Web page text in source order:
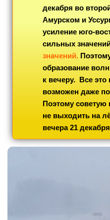
декабря во
Амурском и
усиление юго-
сильных
значений.
образование
к вечеру. Все
возможен даже
Поэтому советую
не выходить на
вечера 21